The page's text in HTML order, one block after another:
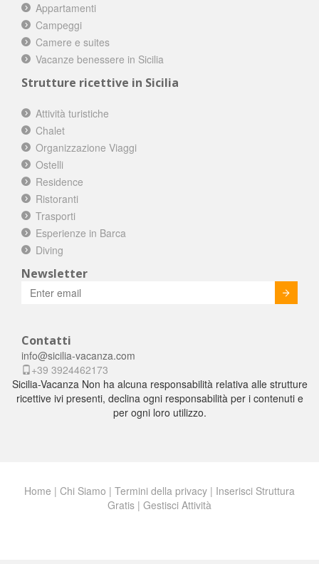
Appartamenti
Campeggi
Camere e suites
Vacanze benessere in Sicilia
Strutture ricettive in Sicilia
Attività turistiche
Chalet
Organizzazione Viaggi
Ostelli
Residence
Ristoranti
Trasporti
Esperienze in Barca
Diving
Newsletter
Contatti
info@sicilia-vacanza.com
+39 3924462173
Sicilia-Vacanza Non ha alcuna responsabilità relativa alle strutture
ricettive ivi presenti, declina ogni responsabilità per i contenuti e
per ogni loro utilizzo.
Home | Chi Siamo | Termini della privacy | Inserisci Struttura
Gratis | Gestisci Attività